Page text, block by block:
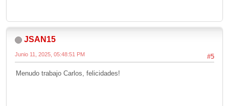
JSAN15
#5
Junio 11, 2025, 05:48:51 PM
Menudo trabajo Carlos, felicidades!